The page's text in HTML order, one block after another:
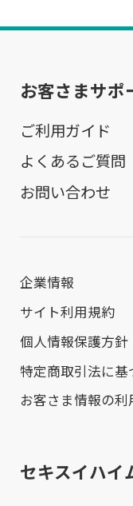
お客さまサポ
ご利用ガイド
よくあるご質問
お問い合わせ
企業情報
サイト利用規約
個人情報保護方針
特定商取引法に基
お客さま情報の
セキスイハイ